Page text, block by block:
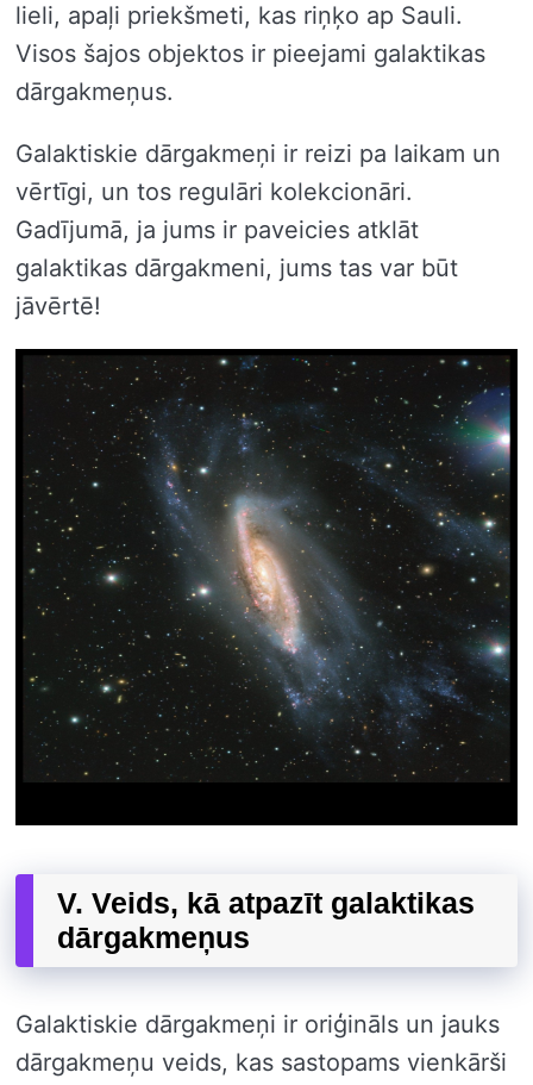
lieli, apaļi priekšmeti, kas riņķo ap Sauli.
Visos šajos objektos ir pieejami galaktikas
dārgakmeņus.
Galaktiskie dārgakmeņi ir reizi pa laikam un
vērtīgi, un tos regulāri kolekcionāri.
Gadījumā, ja jums ir paveicies atklāt
galaktikas dārgakmeni, jums tas var būt
jāvērtē!
V. Veids, kā atpazīt galaktikas
dārgakmeņus
Galaktiskie dārgakmeņi ir oriģināls un jauks
dārgakmeņu veids, kas sastopams vienkārši